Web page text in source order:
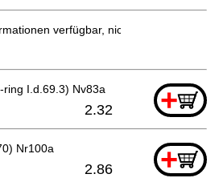
verfügbar, nicht bestellbar
ring I.d.69.3) Nv83a +
2.32
Nr100a +
2.86